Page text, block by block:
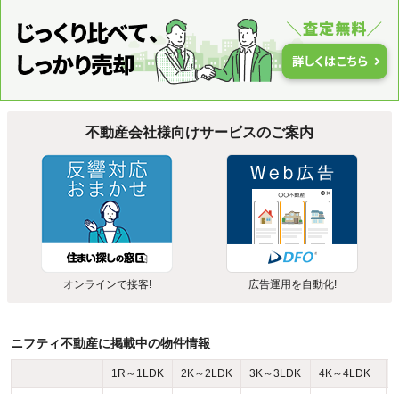
不動産会社様向けサービスのご案内
オンラインで接客! 広告運用を自動化!
ニフティ不動産に掲載中の物件情報
1R～1LDK 2K～2LDK 3K～3LDK 4K～4LDK